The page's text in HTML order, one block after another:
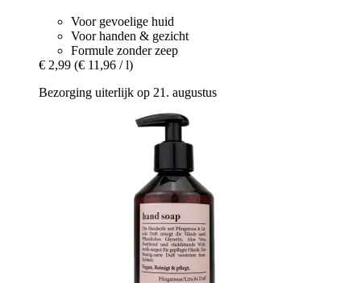
Voor gevoelige huid
Voor handen & gezicht
Formule zonder zeep
€ 2,99 (€ 11,96 / l)
Bezorging uiterlijk op 21. augustus